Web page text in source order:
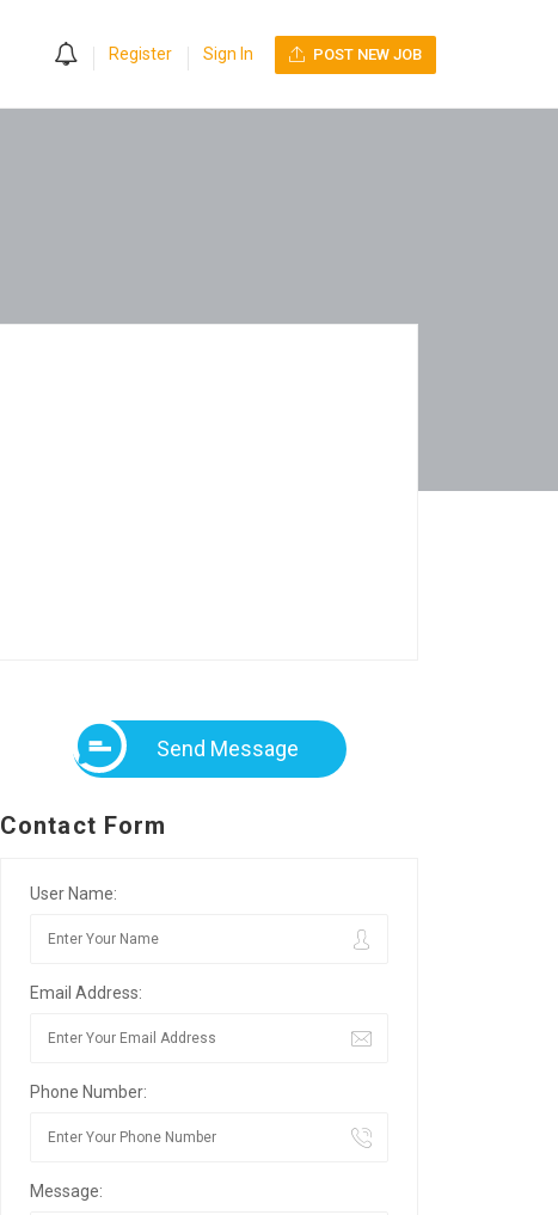
Register Sign In POST NEW JOB
Send Message
Contact Form
User Name:
Email Address:
Phone Number:
Message: